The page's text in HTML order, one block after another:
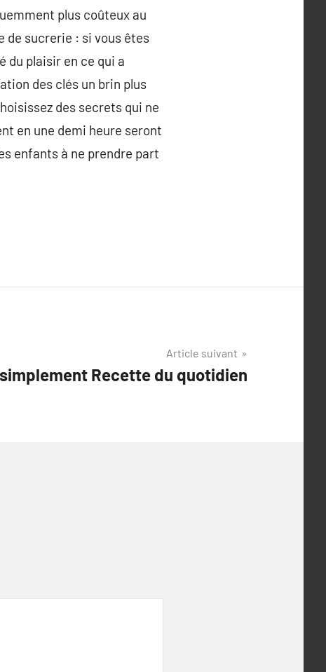
plus coûteux au
de sucrerie : si vous êtes
du plaisir en ce qui a
des clés un brin plus
des secrets qui ne
en une demi heure seront
enfants à ne prendre part
Article suivant
Recette du quotidien